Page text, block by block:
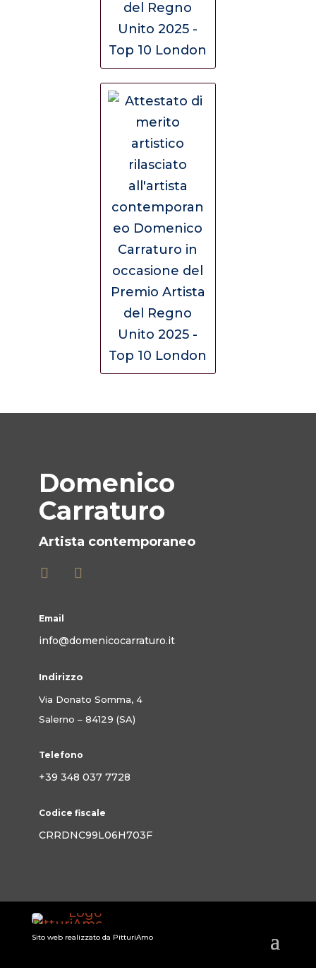
Domenico
Carraturo
Artista contemporaneo
Email
info@domenicocarraturo.it
Indirizzo
Via Donato Somma, 4
Salerno – 84129 (SA)
Telefono
+39 348 037 7728
Codice fiscale
CRRDNC99L06H703F
Sito web realizzato da PitturiAmo